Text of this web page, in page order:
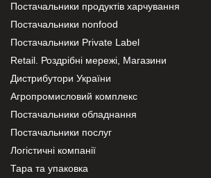
Постачальники продуктів харчування
Постачальники nonfood
Постачальники Private Label
Retail. Роздрібні мережі, Магазини
Дистрибутори України
Агропромисловий комплекс
Постачальники обладнання
Постачальники послуг
Логістичні компанії
Тара та упаковка